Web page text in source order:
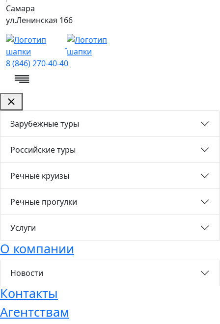
Самара
ул.Ленинская 166
8 (846) 270-40-40
Зарубежные туры
Российские туры
Речные круизы
Речные прогулки
Услуги
О компании
Новости
Контакты
Агентствам